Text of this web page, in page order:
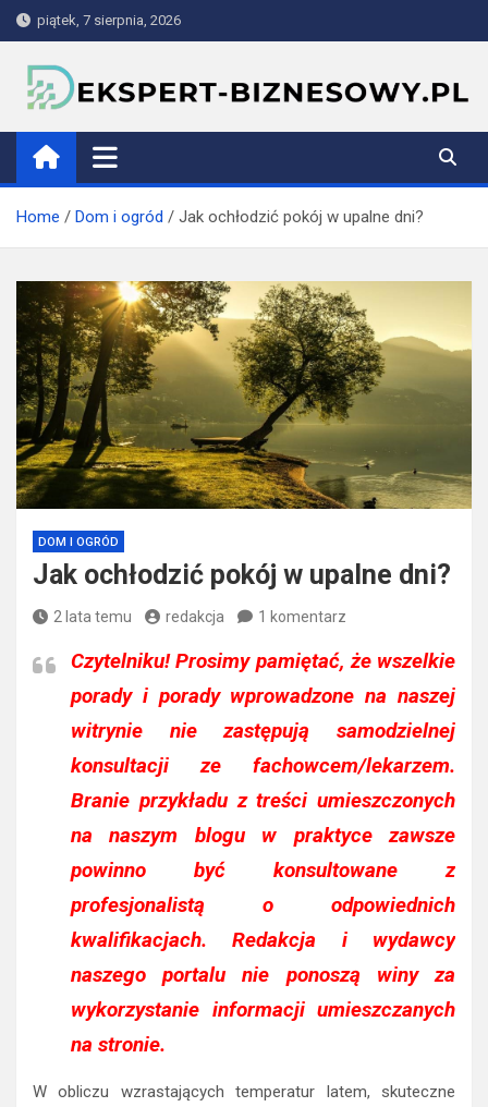
Skip
to
content
piątek, 7 sierpnia, 2026
ekspert-biznesowy.pl
Home Dom i ogród Jak ochłodzić pokój w upalne dni?
DOM I OGRÓD
Jak ochłodzić pokój w upalne dni?
2 lata temu redakcja 1 komentarz
Czytelniku!Prosimy pamiętać, że wszelkie
porady i porady wprowadzone na naszej
witrynie nie zastępują samodzielnej
konsultacji ze fachowcem/lekarzem.
Branie przykładu z treści umieszczonych
na naszym blogu w praktyce zawsze
powinno być konsultowane z
profesjonalistą o odpowiednich
kwalifikacjach. Redakcja i wydawcy
naszego portalu nie ponoszą winy za
wykorzystanie informacji umieszczanych
na stronie.
W obliczu wzrastających temperatur latem, skuteczne